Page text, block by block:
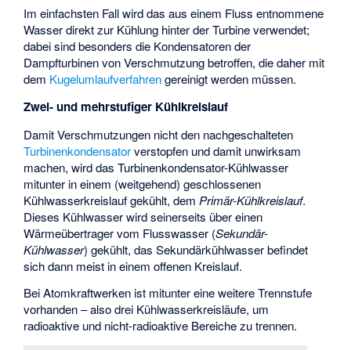
Im einfachsten Fall wird das aus einem Fluss entnommene
Wasser direkt zur Kühlung hinter der Turbine verwendet;
dabei sind besonders die Kondensatoren der
Dampfturbinen von Verschmutzung betroffen, die daher mit
dem Kugelumlaufverfahrengereinigt werden müssen.
Zwei- und mehrstufiger Kühlkreislauf
Damit Verschmutzungen nicht den nachgeschalteten
Turbinenkondensatorverstopfen und damit unwirksam
machen, wird das Turbinenkondensator-Kühlwasser
mitunter in einem (weitgehend) geschlossenen
Kühlwasserkreislauf gekühlt, dem Primär-Kühlkreislauf.
Dieses Kühlwasser wird seinerseits über einen
Wärmeübertrager vom Flusswasser (Sekundär-
Kühlwasser) gekühlt, das Sekundärkühlwasser befindet
sich dann meist in einem offenen Kreislauf.
Bei Atomkraftwerken ist mitunter eine weitere Trennstufe
vorhanden – also drei Kühlwasserkreisläufe, um
radioaktive und nicht-radioaktive Bereiche zu trennen.